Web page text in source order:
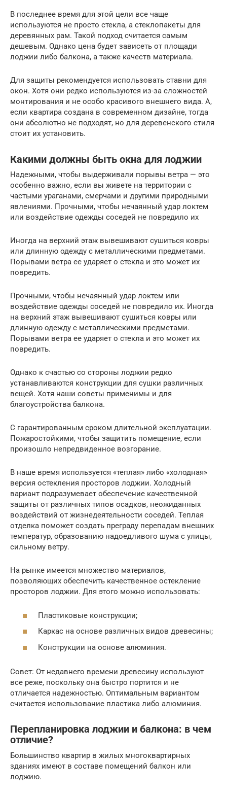
В последнее время для этой цели все чаще
используются не просто стекла, а стеклопакеты для
деревянных рам. Такой подход считается самым
дешевым. Однако цена будет зависеть от площади
лоджии либо балкона, а также качеств материала.
Для защиты рекомендуется использовать ставни для
окон. Хотя они редко используются из-за сложностей
монтирования и не особо красивого внешнего вида. А,
если квартира создана в современном дизайне, тогда
они абсолютно не подходят, но для деревенского стиля
стоит их установить.
Какими должны быть окна для лоджии
Надежными, чтобы выдерживали порывы ветра — это
особенно важно, если вы живете на территории с
частыми ураганами, смерчами и другими природными
явлениями. Прочными, чтобы нечаянный удар локтем
или воздействие одежды соседей не повредило их
Иногда на верхний этаж вывешивают сушиться ковры
или длинную одежду с металлическими предметами.
Порывами ветра ее ударяет о стекла и это может их
повредить.
Прочными, чтобы нечаянный удар локтем или
воздействие одежды соседей не повредило их. Иногда
на верхний этаж вывешивают сушиться ковры или
длинную одежду с металлическими предметами.
Порывами ветра ее ударяет о стекла и это может их
повредить.
Однако к счастью со стороны лоджии редко
устанавливаются конструкции для сушки различных
вещей. Хотя наши советы применимы и для
благоустройства балкона.
С гарантированным сроком длительной эксплуатации.
Пожаростойкими, чтобы защитить помещение, если
произошло непредвиденное возгорание.
В наше время используется «теплая» либо «холодная»
версия остекления просторов лоджии. Холодный
вариант подразумевает обеспечение качественной
защиты от различных типов осадков, неожиданных
воздействий от жизнедеятельности соседей. Теплая
отделка поможет создать преграду перепадам внешних
температур, образованию надоедливого шума с улицы,
сильному ветру.
На рынке имеется множество материалов,
позволяющих обеспечить качественное остекление
просторов лоджии. Для этого можно использовать:
Пластиковые конструкции;
Каркас на основе различных видов древесины;
Конструкции на основе алюминия.
Совет: От недавнего времени древесину используют
все реже, поскольку она быстро портится и не
отличается надежностью. Оптимальным вариантом
считается использование пластика либо алюминия.
Перепланировка лоджии и балкона: в чем
отличие?
Большинство квартир в жилых многоквартирных
зданиях имеют в составе помещений балкон или
лоджию.